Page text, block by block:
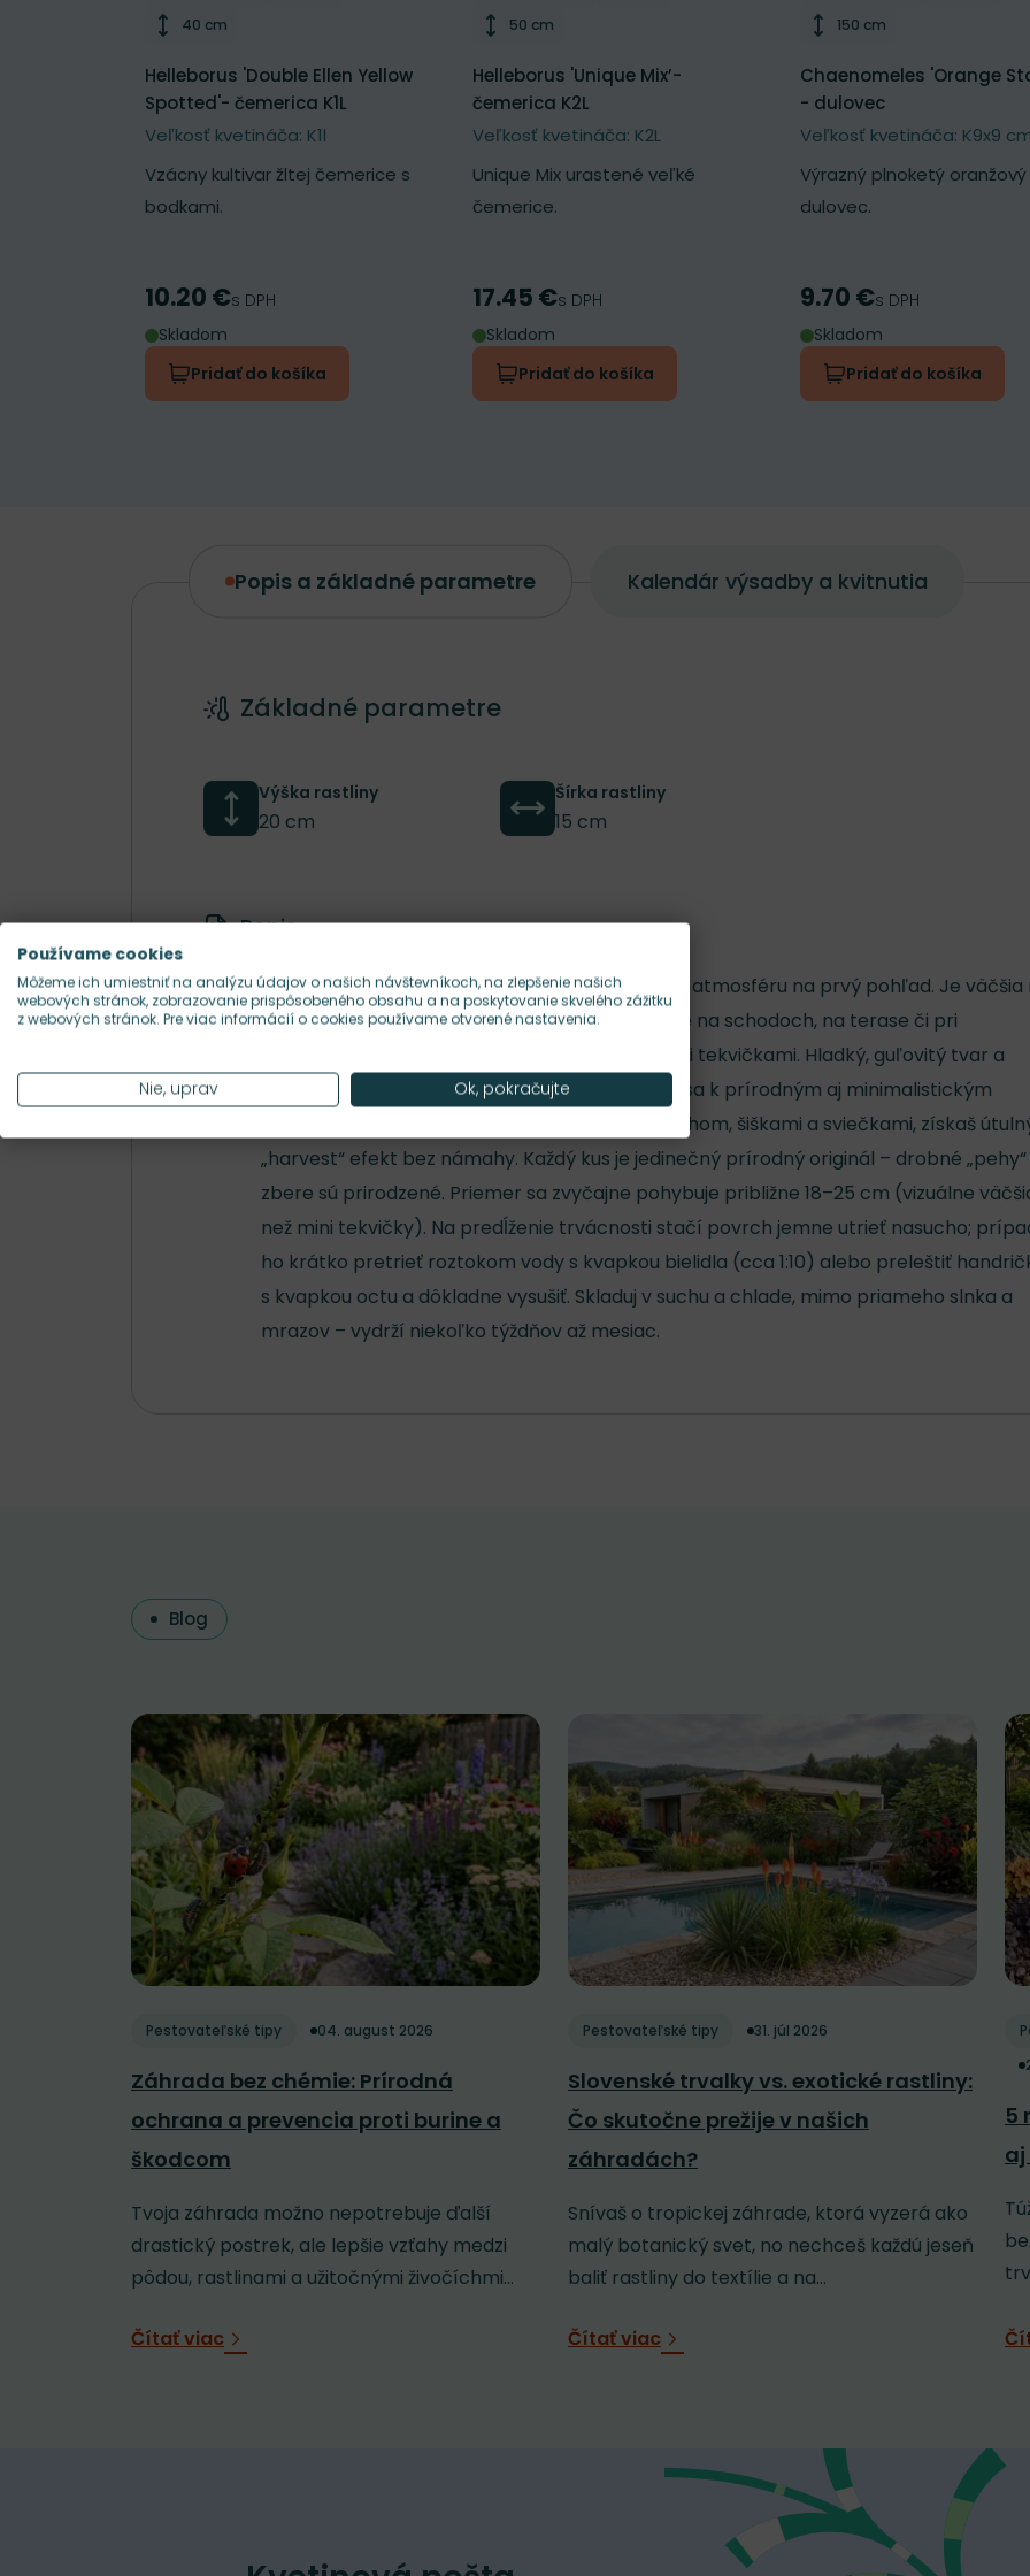
Výška rastliny
40 cm
Helleborus 'Double Ellen Yellow
Spotted'- čemerica K1L
Veľkosť kvetináča: K1l
Vzácny kultivar žltej čemerice s
bodkami.
Cena
10.20 €s DPH
Skladom
Pridať do košíka
Výška rastliny
50 cm
Helleborus 'Unique Mix’-
čemerica K2L
Veľkosť kvetináča: K2L
Unique Mix urastené veľké
čemerice.
Cena
17.45 €s DPH
Skladom
Pridať do košíka
Výška rastliny
150 cm
Chaenomeles 'Orange
- dulovec
Veľkosť kvetináča: K9x9
Výrazný plnoketý oranžový
dulovec.
Cena
9.70 €s DPH
Skladom
Pridať do košíka
Popis a základné parametre Kalendár výsadby a kvitnutia
Popis a základné parametre
Základné parametre
Výška rastliny
20 cm
Šírka rastliny
15 cm
Popis
Klasická oranžová tekvica, ktorá spraví jesennú atmosféru na prvý pohľad. Je väčšia
mini kultivary, takže krásne vynikne samostatne na schodoch, na terase či pri
vchodových dverách, ale aj v skupine s menšími tekvičkami. Hladký, guľovitý tvar a
výrazná farba pôsobia čisto a moderne – hodí sa k prírodným aj minimalistickým
aranžmánom. Ak ju skombinuješ s trávami, machom, šiškami a sviečkami, získaš
„harvest“ efekt bez námahy. Každý kus je jedinečný prírodný originál – drobné
zbere sú prirodzené. Priemer sa zvyčajne pohybuje približne 18–25 cm (vizuálne
než mini tekvičky). Na predĺženie trvácnosti stačí povrch jemne utrieť nasucho;
ho krátko pretrieť roztokom vody s kvapkou bielidla (cca 1:10) alebo preleštiť
s kvapkou octu a dôkladne vysušiť. Skladuj v suchu a chlade, mimo priameho slnka a
mrazov – vydrží niekoľko týždňov až mesiac.
Blog
Pestovateľské tipy 04. august 2026
Záhrada bez chémie: Prírodná
ochrana a prevencia proti burine a
škodcom
Tvoja záhrada možno nepotrebuje ďalší
drastický postrek, ale lepšie vzťahy medzi
pôdou, rastlinami a užitočnými živočíchmi...
Čítať viac
Pestovateľské tipy 31. júl 2026
Slovenské trvalky vs. exotické rastliny:
Čo skutočne prežije v našich
záhradách?
Snívaš o tropickej záhrade, ktorá vyzerá ako
malý botanický svet, no nechceš každú jeseň
baliť rastliny do textílie a na...
Čítať viac
5
Používame cookies
Môžeme ich umiestniť na analýzu údajov o našich návštevníkoch, na zlepšenie našich
webových stránok, zobrazovanie prispôsobeného obsahu a na poskytovanie skvelého zážitku
z webových stránok. Pre viac informácií o cookies používame otvorené nastavenia.
Nie, uprav Ok, pokračujte